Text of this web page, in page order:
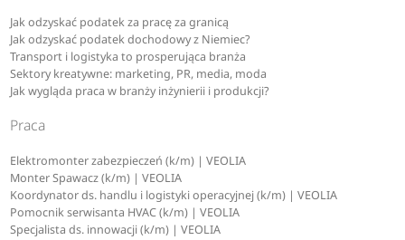
Jak odzyskać podatek za pracę za granicą
Jak odzyskać podatek dochodowy z Niemiec?
Transport i logistyka to prosperująca branża
Sektory kreatywne: marketing, PR, media, moda
Jak wygląda praca w branży inżynierii i produkcji?
Praca
Elektromonter zabezpieczeń (k/m) | VEOLIA
Monter Spawacz (k/m) | VEOLIA
Koordynator ds. handlu i logistyki operacyjnej (k/m) | VEOLIA
Pomocnik serwisanta HVAC (k/m) | VEOLIA
Specjalista ds. innowacji (k/m) | VEOLIA